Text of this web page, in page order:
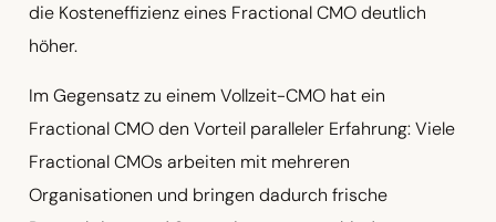
die Kosteneffizienz eines Fractional CMO deutlich
höher.
Im Gegensatz zu einem Vollzeit-CMO hat ein
Fractional CMO den Vorteil paralleler Erfahrung: Viele
Fractional CMOs arbeiten mit mehreren
Organisationen und bringen dadurch frische